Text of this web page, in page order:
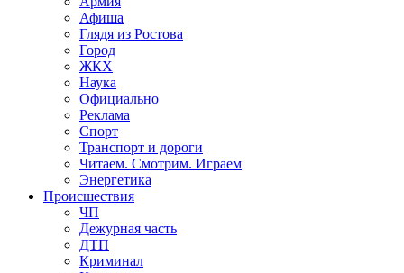
Афиша
Глядя из Ростова
Город
ЖКХ
Наука
Официально
Реклама
Спорт
Транспорт и дороги
Читаем. Смотрим. Играем
Энергетика
Происшествия
ЧП
Дежурная часть
ДТП
Криминал